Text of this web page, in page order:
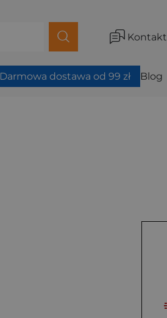
Kontakt
Darmowa dostawa od 99 zł Blog